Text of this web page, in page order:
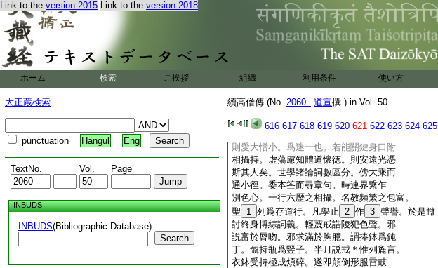
Link to the version 2015 Link to the version 2018
ホーム 検索 ご挨拶 組織 利用条件 使い方
大正蔵検索
punctuation Hangul Eng
TextNo. Vol. Page
INBUDS
INBUDS(Bibliographic Database)
Search
續高僧傳 (No. 2060_ 道宣撰 ) in Vol. 50
616 617 618 619 620 621 622 623 624 625
願之門。戒之隨也須遵實行之務。知受而
不明隨。修願而無其行。可謂隻輪無轉於
地。折翮有墜於空。信哉。世有鄙斯戒者。
皆爲煩累形神弊其持犯。故同輕削指爲
小道。小可捐也。宜即捨之。矜重情多緘言
無報。誠以攝御門學非戒不弘。相善 24 住
持非戒不立。其猶行必渉戸言必有由。故
名利將及。爭位夏而
25
斂容。師授尊模。趍壇
場而整帶。豈非貪決情勇
26
師。行絶綱猷委戒填諸溝壑。專志在於本
則愛大憎小。爲迷一也。若能關鍵身口附
相攝持。虚蕩慮知體道懷徳。則安遠光憑
斯其人矣。世學諸論詞數區分。傍大乘而
通小徑。委本筌而尋章句。時連界繋乍
別色心。一行六歴之相攝。名教頻繁之包富。
聖
1 列爲存道行。凡學止 2 作 3 聲譽。於是讎
討終身博綜詞義。輕蔑戒誥陵犯色聲。邪
説富於脣吻。邪求滿於胸臆。謂捧鉢爲鈍
丁。號持瓶爲竪子。半月説戒＊惟列麁言。
衣鉢受持極成煩碎。遂即顛倒形服雷鼓